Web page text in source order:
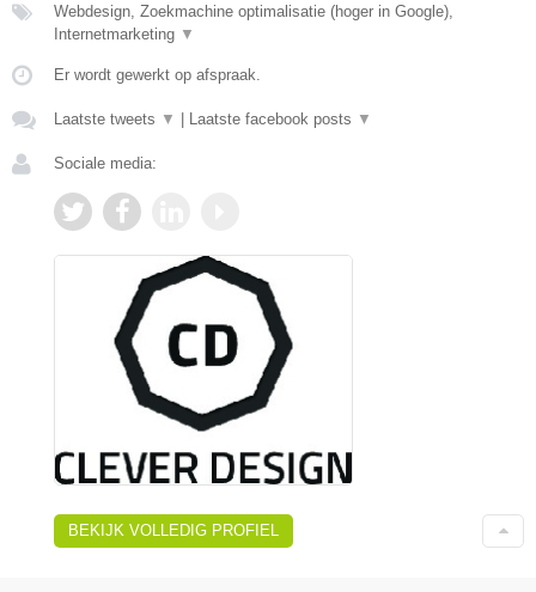
Webdesign, Zoekmachine optimalisatie (hoger in Google),
Internetmarketing ▼
Er wordt gewerkt op afspraak.
Laatste tweets ▼ Laatste facebook posts ▼
Sociale media:
BEKIJK VOLLEDIG PROFIEL